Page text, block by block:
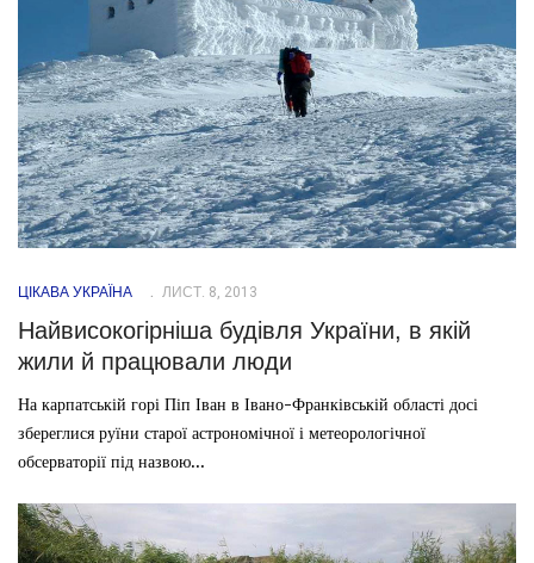
ЦІКАВА УКРАЇНА ЛИСТ. 8, 2013
Найвисокогірніша будівля України, в якій
жили й працювали люди
На карпатській горі Піп Іван в Івано-Франківській області досі
збереглися руїни старої астрономічної і метеорологічної
обсерваторії під назвою...